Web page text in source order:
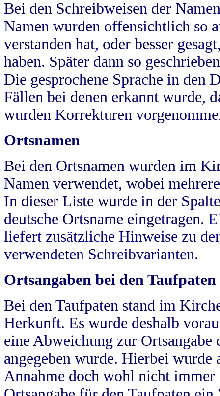
Bei den Schreibweisen der
Namen wurden offensichtlich so
verstanden hat, oder besser
haben. Später dann so
Die gesprochene Sprache in
Fällen bei denen erkannt wurde,
wurden Korrekturen
Ortsnamen
Bei den Ortsnamen wurden im
Namen verwendet, wobei
In dieser Liste wurde in der
deutsche Ortsname eingetragen.
liefert zusätzliche Hinweise zu
verwendeten Schreibvarianten.
Ortsangaben bei den Taufpaten
Bei den Taufpaten stand im
Herkunft. Es wurde deshalb
eine Abweichung zur
angegeben wurde. Hierbei wurde
Annahme doch wohl nicht